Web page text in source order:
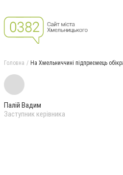
Головна На Хмельниччині підприємець
Палій Вадим
Заступник керівника